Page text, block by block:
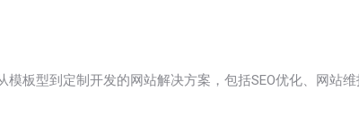
板型到定制开发的网站解决方案，包括SEO优化、网站维